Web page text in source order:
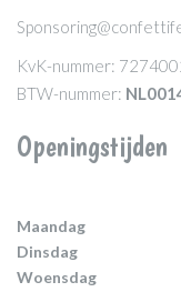
KvK-nummer:
BTW-nummer:
Openingstijden
Maandag
Dinsdag
Woensdag